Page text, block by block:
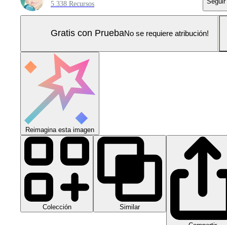
5.338 Recursos
Gratis con PruebaNo se requiere atribución!
Reimagina esta imagen
Colección Similar